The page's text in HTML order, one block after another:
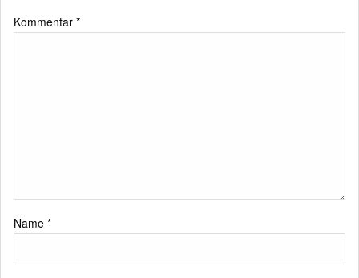
Kommentar *
Name *